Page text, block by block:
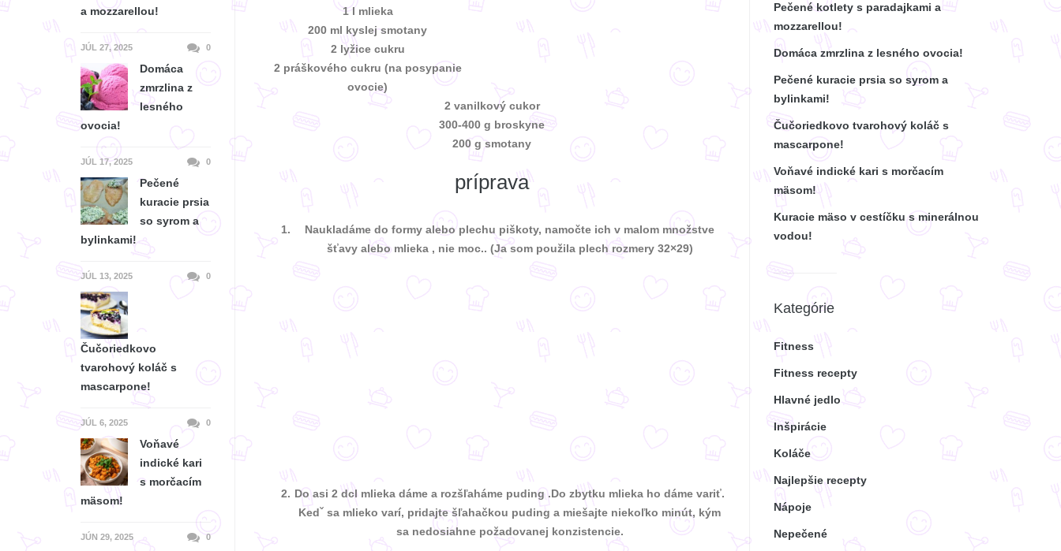
1 l mlieka
200 ml kyslej smotany
2 lyžice cukru
2 práškového cukru (na posypanie
ovocie)
2 vanilkový cukor
300-400 g broskyne
200 g smotany
príprava
Naukladáme do formy alebo plechu piškoty, namočte ich v malom množstve
šťavy alebo mlieka , nie moc.. (Ja som použila plech rozmery 32×29)
Do asi 2 dcl mlieka dáme a rozšľaháme puding .Do zbytku mlieka ho dáme variť.
Kedˇ sa mlieko varí, pridajte šľahačkou puding a miešajte niekoľko minút, kým
sa nedosiahne požadovanej konzistencie.
Pečené kotlety s paradajkami a
mozzarellou!
Domáca zmrzlina z lesného ovocia!
Pečené kuracie prsia so syrom a
bylinkami!
Čučoriedkovo tvarohový koláč s
mascarpone!
Voňavé indické kari s morčacím
mäsom!
Kuracie mäso v cestíčku s minerálnou
vodou!
Kategórie
Fitness
Fitness recepty
Hlavné jedlo
Inšpirácie
Koláče
Najlepšie recepty
Nápoje
Nepečené
a mozzarellou!
JÚL 27, 2025 0
Domáca
zmrzlina z
lesného
ovocia!
JÚL 17, 2025 0
Pečené
kuracie prsia
so syrom a
bylinkami!
JÚL 13, 2025 0
Čučoriedkovo
tvarohový koláč s
mascarpone!
JÚL 6, 2025 0
Voňavé
indické kari
s morčacím
mäsom!
JÚN 29, 2025 0